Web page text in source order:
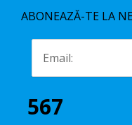
ABONEAZĂ-TE LA
567